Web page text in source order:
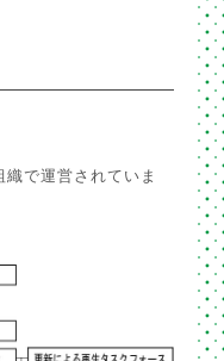
で運営されていま